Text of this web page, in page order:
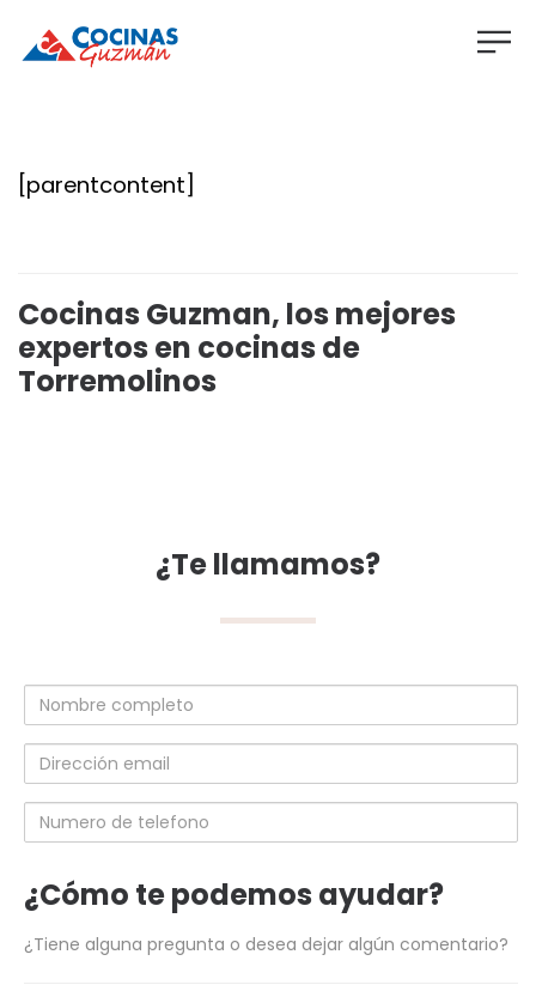
[parentcontent]
Cocinas Guzman, los mejores
expertos en cocinas de
Torremolinos
¿Te llamamos?
Nombre
completo
Dirección
email
Numero
de
¿Cómo te podemos ayudar?
¿Tiene alguna pregunta o desea dejar algún comentario?